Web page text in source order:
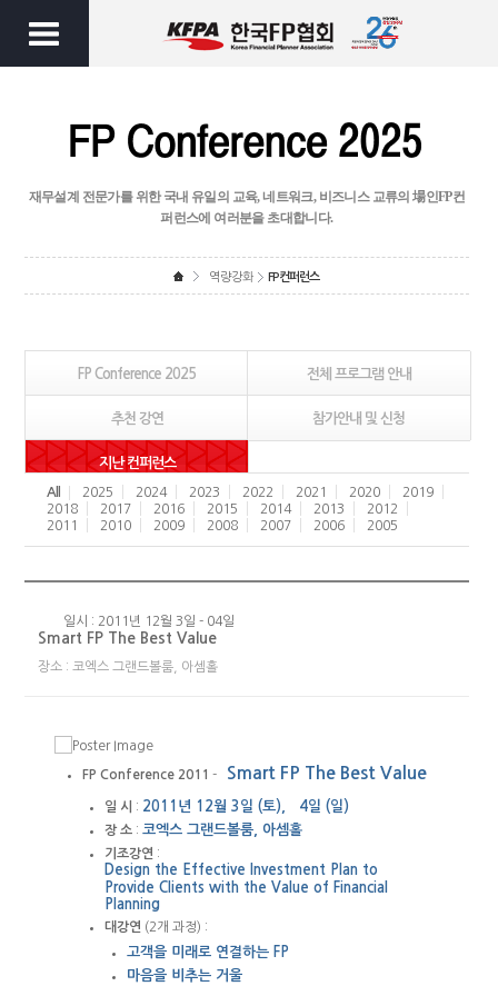
재무설계 전문가를 위한 국내 유일의 교육, 네트워크, 비즈니스 교류의 場인FP컨
퍼런스에 여러분을 초대합니다.
역량강화 FP컨퍼런스
FP Conference 2025 전체 프로그램 안내
추천 강연 참가안내 및 신청
지난 컨퍼런스
All 2025 2024 2023 2022 2021 2020
2019
2018
2017 2016 2015 2014 2013
2012
2011
2010 2009 2008 2007 2006 2005
일시 : 2011년 12월 3일 - 04일
Smart FP The Best Value
장소 : 코엑스 그랜드볼룸, 아셈홀
FP Conference 2011 - Smart FP The Best Value
일 시 : 2011년 12월 3일 (토), 4일 (일)
장 소 :코엑스 그랜드볼룸, 아셈홀
기조강연 :
Design the Effective Investment Plan to
Provide Clients with the Value of Financial
Planning
대강연 (2개 과정) :
고객을 미래로 연결하는 FP
마음을 비추는 거울